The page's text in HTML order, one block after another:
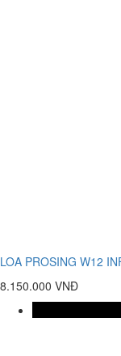
LOA PROSING W12
8.150.000 VNĐ